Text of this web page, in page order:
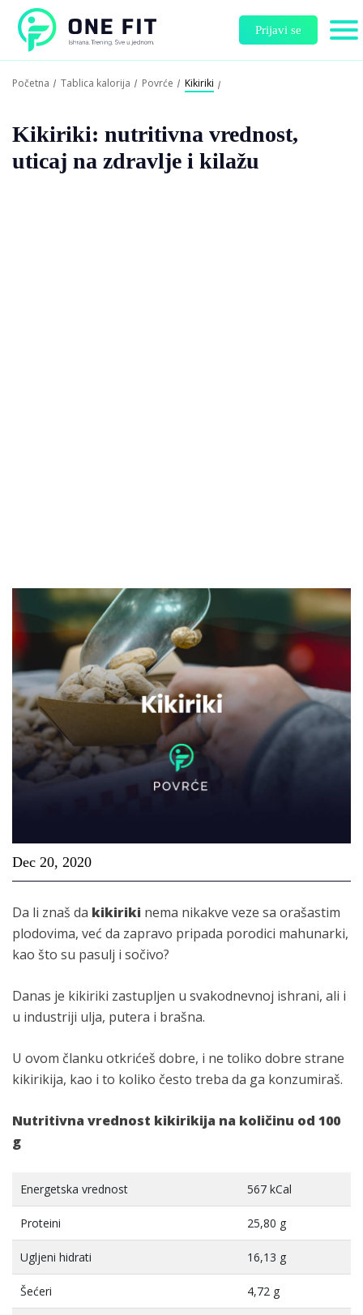
Prijavi se
Početna Tablica kalorija Povrće Kikiriki
Kikiriki: nutritivna vrednost,
uticaj na zdravlje i kilažu
Dec 20, 2020
Da li znaš da kikiriki nema nikakve veze sa orašastim
plodovima, već da zapravo pripada porodici mahunarki,
kao što su pasulj i sočivo?
Danas je kikiriki zastupljen u svakodnevnoj ishrani, ali i
u industriji ulja, putera i brašna.
U ovom članku otkrićeš dobre, i ne toliko dobre strane
kikirikija, kao i to koliko često treba da ga konzumiraš.
Nutritivna vrednost kikirikija na količinu od 100
g
Energetska vrednost 567 kCal
Proteini 25,80 g
Ugljeni hidrati 16,13 g
Šećeri 4,72 g